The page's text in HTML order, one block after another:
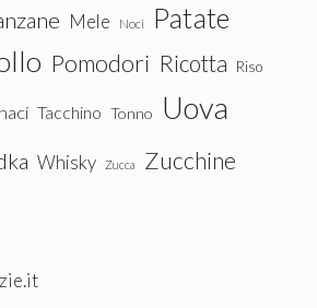
Mele Noci Patate
Pomodori Ricotta Riso
Tacchino Tonno Uova
Whisky Zucca Zucchine